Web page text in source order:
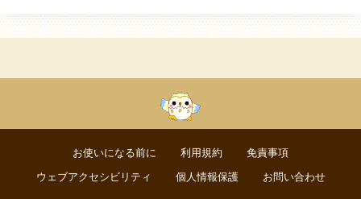
お使いになる前に 利用規約
免責事項
ウェブアクセシビリティ
個人情報保護 お問い合わせ